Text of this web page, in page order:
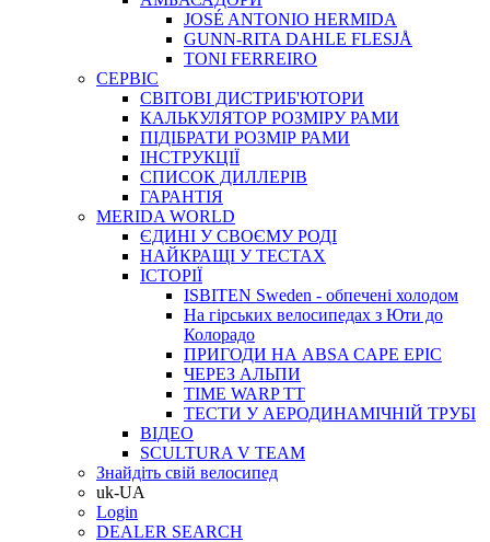
JOSÉ ANTONIO HERMIDA
GUNN-RITA DAHLE FLESJÅ
TONI FERREIRO
СЕРВІС
СВІТОВІ ДИСТРИБ'ЮТОРИ
КАЛЬКУЛЯТОР РОЗМIРУ РАМИ
ПІДІБРАТИ РОЗМІР РАМИ
IНСТРУКЦIЇ
СПИСОК ДИЛЛЕРІВ
ГАРАНТIЯ
MERIDA WORLD
ЄДИНI У СВОЄМУ РОДI
НАЙКРАЩІ У ТЕСТАХ
ІСТОРІЇ
ISBITEN Sweden - обпечені холодом
На гірських велосипедах з Юти до
Колорадо
ПРИГОДИ НА ABSA CAPE EPIC
ЧЕРЕЗ АЛЬПИ
TIME WARP TT
ТЕСТИ У АЕРОДИНАМІЧНІЙ ТРУБІ
ВІДЕО
SCULTURA V TEAM
Знайдіть свій велосипед
uk-UA
Login
DEALER SEARCH